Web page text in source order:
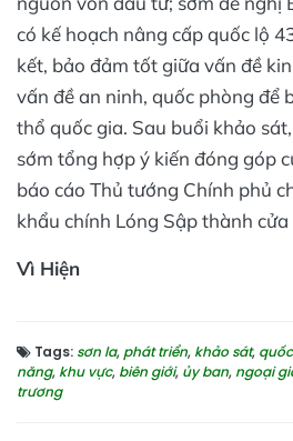
có kế hoạch nâng cấp quốc lộ
kết, bảo đảm tốt giữa vấn đề
vấn đề an ninh, quốc phòng để
thổ quốc gia. Sau buổi khảo
sớm tổng hợp ý kiến đóng góp
báo cáo Thủ tướng Chính phủ
khẩu chính Lóng Sập thành
Vì Hiện
Tags: sơn la, phát triển, khảo sát,
năng, khu vực, biên giới, ủy ban, ngoại
trương